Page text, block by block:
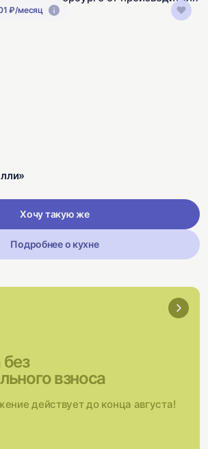
₽/месяц
Хочу такую же
Подробнее о кухне
взноса
действует до конца августа!